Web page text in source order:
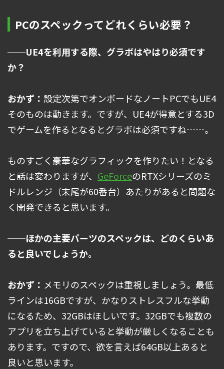
PCのスペックってどれくらい必要？
──UE4を利用する際、グラボはやはり必須です
か？
おかず： 設定次第でオンボードなノートPCでもUE4
そのものは動きます。ですが、UE4が得意とする3D
でゲームを作るとなるとグラボは必須ですね……。
ものすごく豪華なグラフィックを作りたい！となる
と話は変わりますが、 GeForceのRTXシリーズのミ
ドルレンジ（末尾が60番台）あたりがあると問題な
く開発できると思います。
──ほかの主要パーツのスペックは、どのくらいあ
ると良いでしょうか。
おかず： メモリのスペックは重視しましょう。最低
ラインは16GBですが、かなりストレスフルな挙動
になるため、32GBはほしいです。32GBでも複数の
アプリを立ち上げていると挙動が厳しくなることも
あります。ですので、欲を言えば64GB以上あると
良いと思います。